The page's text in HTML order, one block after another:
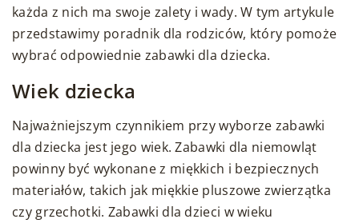
każda z nich ma swoje zalety i wady. W tym artykule
przedstawimy poradnik dla rodziców, który pomoże
wybrać odpowiednie zabawki dla dziecka.
Wiek dziecka
Najważniejszym czynnikiem przy wyborze zabawki
dla dziecka jest jego wiek. Zabawki dla niemowląt
powinny być wykonane z miękkich i bezpiecznych
materiałów, takich jak miękkie pluszowe zwierzątka
czy grzechotki. Zabawki dla dzieci w wieku